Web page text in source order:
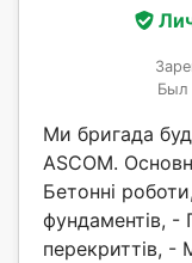
Был
Ми бригада
ASCOM.
Бетонні
фундаментів, -
перекриттів, -